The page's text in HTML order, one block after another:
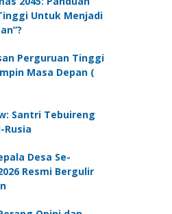
Untuk Menjadi
Perguruan Tinggi
Masa Depan (
Santri Tebuireng
Desa Se-
Resmi Bergulir